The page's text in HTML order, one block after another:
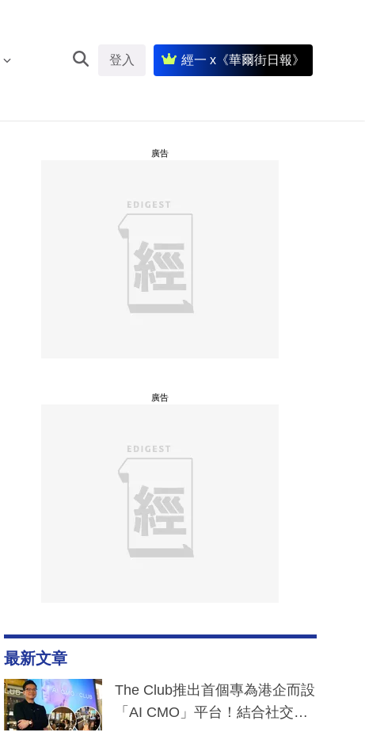
登入 經一 x《華爾街日報》
廣告
廣告
最新文章
The Club推出首個專為港企而設
「AI CMO」平台！結合社交聆